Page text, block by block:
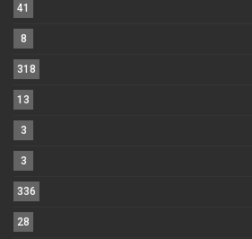
41
8
318
13
3
3
336
28